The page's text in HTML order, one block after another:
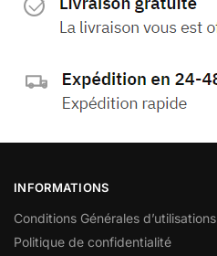
INFORMATIONS
Conditions Générales d’utilisations
Politique de confidentialité